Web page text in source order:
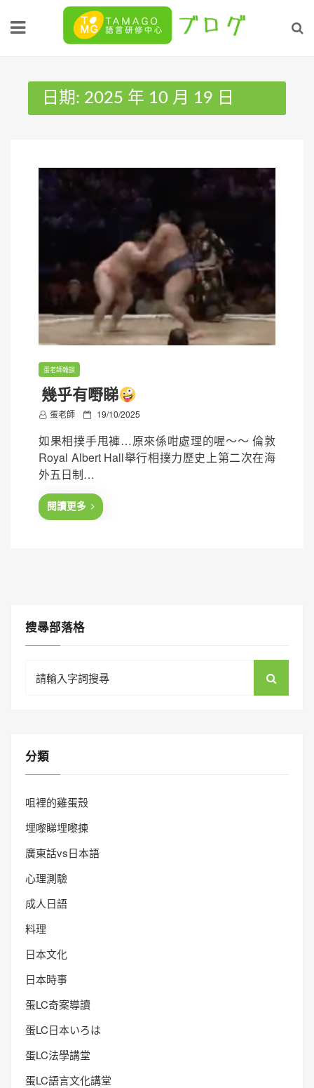
日期: 2025 年 10 月 19 日
蛋老師雜談
幾乎有嘢睇
蛋老師
P
s
t
e
d
19/10/2025
如果相撲手甩褲…原來係咁處理的喔～～ 倫敦
Royal Albert Hall舉行相撲力歷史上第二次在海
外五日制…
閱讀更多
搜㝷部落格
for:
分類
咀裡的雞蛋殼
埋嚟睇埋嚟揀
廣東話vs日本語
心理測驗
成人日語
料理
日本文化
日本時事
蛋LC奇案導讀
蛋LC日本いろは
蛋LC法學講堂
蛋LC語言文化講堂